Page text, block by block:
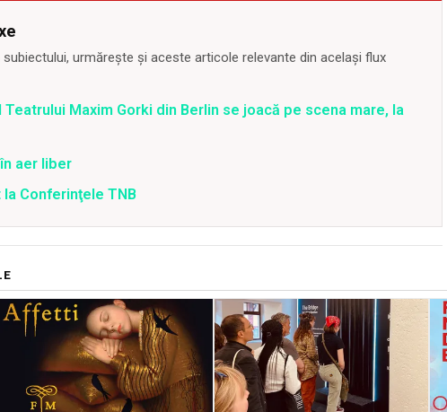
urmărește și aceste articole relevante din același flux
Teatrului Maxim Gorki din Berlin se joacă pe scena mare, la
aer liber
Conferinţele TNB